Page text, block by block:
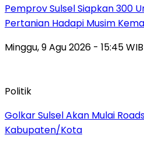
Pemprov Sulsel Siapkan 300
Pertanian Hadapi Musim
Minggu, 9 Agu 2026 - 15:45 WIB
Politik
Golkar Sulsel Akan Mulai
Kabupaten/Kota